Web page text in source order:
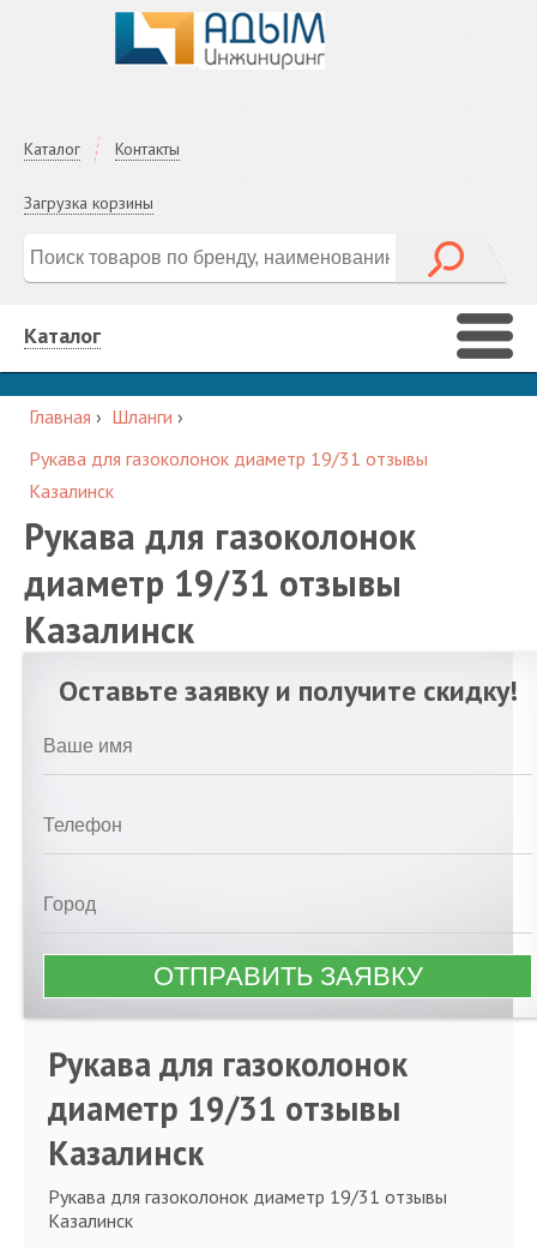
Каталог Контакты
Загрузка корзины
Каталог
Главная › Шланги ›
Рукава для газоколонок диаметр 19/31 отзывы
Казалинск
Рукава для газоколонок
диаметр 19/31 отзывы
Казалинск
Оставьте заявку и получите скидку!
Рукава для газоколонок
диаметр 19/31 отзывы
Казалинск
Рукава для газоколонок диаметр 19/31 отзывы
Казалинск